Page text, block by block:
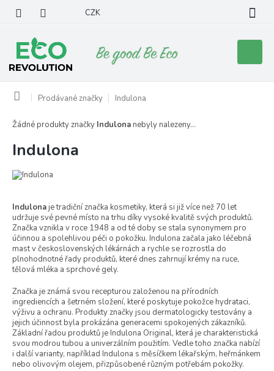
obsah
CZK
košík
Domů Prodávané značky Indulona
Indulona
Indulonaje tradiční značka kosmetiky, která si již více než 70 let
udržuje své pevné místo na trhu díky vysoké kvalitě svých produktů.
Značka vznikla v roce 1948 a od té doby se stala synonymem pro
účinnou a spolehlivou péči o pokožku. Indulona začala jako léčebná
mast v československých lékárnách a rychle se rozrostla do
plnohodnotné řady produktů, které dnes zahrnují krémy na ruce,
tělová mléka a sprchové gely.
Značka je známá svou recepturou založenou na přírodních
ingrediencích a šetrném složení, které poskytuje pokožce hydrataci,
výživu a ochranu. Produkty značky jsou dermatologicky testovány a
jejich účinnost byla prokázána generacemi spokojených zákazníků.
Základní řadou produktů je Indulona Original, která je charakteristická
svou modrou tubou a univerzálním použitím. Vedle toho značka nabízí
i další varianty, například Indulona s měsíčkem lékařským, heřmánkem
nebo olivovým olejem, přizpůsobené různým potřebám pokožky.
Žádné produkty značky Indulona nebyly nalezeny...